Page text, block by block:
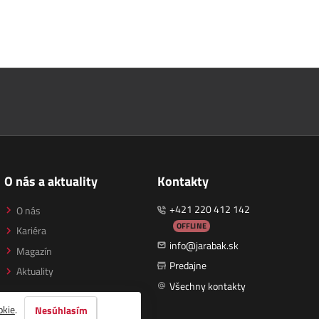
O nás a aktuality
O nás
Kariéra
Magazín
Aktuality
Kontakty
+421 220 412 142
OFFLINE
info@jarabak.sk
Predajne
Všechny kontakty
. Nesúhlasím